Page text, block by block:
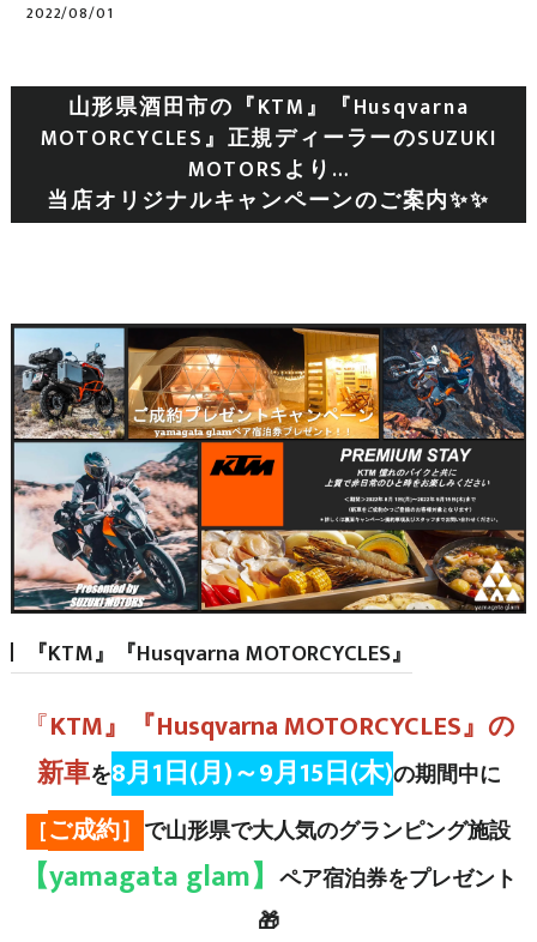
2022/08/01
山形県酒田市の『KTM』『Husqvarna
MOTORCYCLES』正規ディーラーのSUZUKI
MOTORSより…
当店オリジナルキャンペーンのご案内✨✨
『KTM』『Husqvarna MOTORCYCLES』
『KTM』『Husqvarna MOTORCYCLES』の
新車を8月1日(月)～9月15日(木)の期間中に
［ご成約］ で山形県で大人気のグランピング施設
【yamagata glam】 ペア宿泊券をプレゼント
🎁